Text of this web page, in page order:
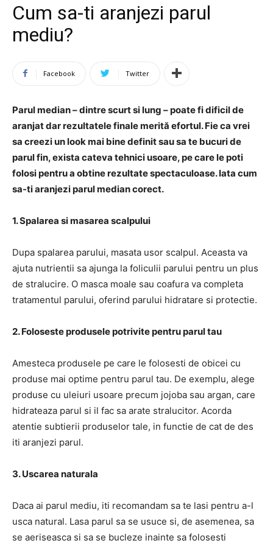
Cum sa-ti aranjezi parul
mediu?
Facebook Twitter
Parul median – dintre scurt si lung – poate fi dificil de
aranjat dar rezultatele finale merită efortul. Fie ca vrei
sa creezi un look mai bine definit sau sa te bucuri de
parul fin, exista cateva tehnici usoare, pe care le poti
folosi pentru a obtine rezultate spectaculoase. Iata cum
sa-ti aranjezi parul median corect.
1. Spalarea si masarea scalpului
Dupa spalarea parului, masata usor scalpul. Aceasta va
ajuta nutrientii sa ajunga la foliculii parului pentru un plus
de stralucire. O masca moale sau coafura va completa
tratamentul parului, oferind parului hidratare si protectie.
2. Foloseste produsele potrivite pentru parul tau
Amesteca produsele pe care le folosesti de obicei cu
produse mai optime pentru parul tau. De exemplu, alege
produse cu uleiuri usoare precum jojoba sau argan, care
hidrateaza parul si il fac sa arate stralucitor. Acorda
atentie subtierii produselor tale, in functie de cat de des
iti aranjezi parul.
3. Uscarea naturala
Daca ai parul mediu, iti recomandam sa te lasi pentru a-l
usca natural. Lasa parul sa se usuce si, de asemenea, sa
se aeriseasca si sa se bucleze inainte sa folosesti